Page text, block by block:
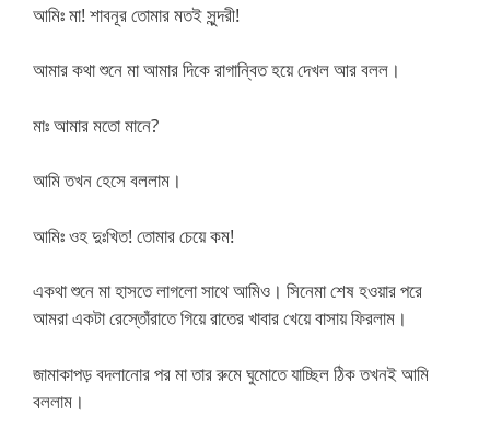
আমিঃ মা! শাবনূর তোমার মতই সুন্দরী!
আমার কথা শুনে মা আমার দিকে রাগান্বিত হয়ে দেখল আর বলল।
মাঃ আমার মতো মানে?
আমি তখন হেসে বললাম।
আমিঃ ওহ দুঃখিত! তোমার চেয়ে কম!
একথা শুনে মা হাসতে লাগলো সাথে আমিও। সিনেমা শেষ হওয়ার পরে
আমরা একটা রেস্তোঁরাতে গিয়ে রাতের খাবার খেয়ে বাসায় ফিরলাম।
জামাকাপড় বদলানোর পর মা তার রুমে ঘুমোতে যাচ্ছিল ঠিক তখনই আমি
বললাম।